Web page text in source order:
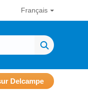
Français
Delcampe